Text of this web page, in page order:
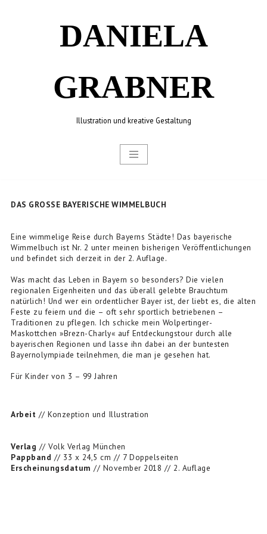
DANIELA
GRABNER
Illustration und kreative Gestaltung
DAS GROSSE BAYERISCHE WIMMELBUCH
Eine wimmelige Reise durch Bayerns Städte! Das bayerische
Wimmelbuch ist Nr. 2 unter meinen bisherigen Veröffentlichungen
und befindet sich derzeit in der 2. Auflage.
Was macht das Leben in Bayern so besonders? Die vielen
regionalen Eigenheiten und das überall gelebte Brauchtum
natürlich! Und wer ein ordentlicher Bayer ist, der liebt es, die alten
Feste zu feiern und die – oft sehr sportlich betriebenen –
Traditionen zu pflegen. Ich schicke mein Wolpertinger-
Maskottchen »Brezn-Charly« auf Entdeckungstour durch alle
bayerischen Regionen und lasse ihn dabei an der buntesten
Bayernolympiade teilnehmen, die man je gesehen hat.
Für Kinder von 3 – 99 Jahren
Arbeit // Konzeption und Illustration
Verlag // Volk Verlag München
Pappband // 33 x 24,5 cm // 7 Doppelseiten
Erscheinungsdatum // November 2018 // 2. Auflage